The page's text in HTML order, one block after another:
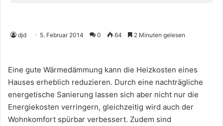
djd 5. Februar 2014 0 64 2 Minuten gelesen
Eine gute Wärmedämmung kann die Heizkosten eines
Hauses erheblich reduzieren. Durch eine nachträgliche
energetische Sanierung lassen sich aber nicht nur die
Energiekosten verringern, gleichzeitig wird auch der
Wohnkomfort spürbar verbessert. Zudem sind